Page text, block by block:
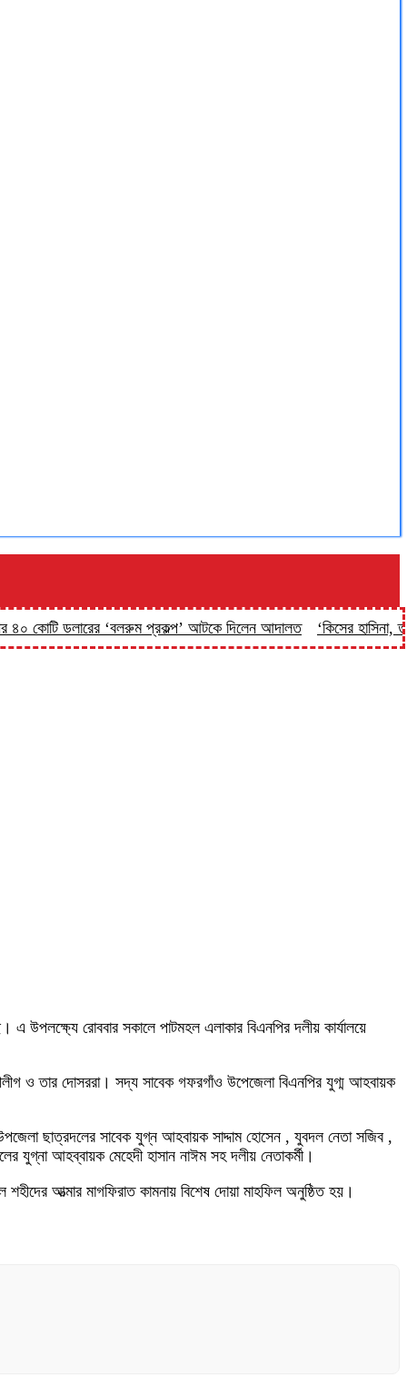
ডলারের ‘বলরুম প্রকল্প’ আটকে দিলেন আদালত ‘কিসের হাসিনা, তার
উপলক্ষ্যে রোববার সকালে পাটমহল এলাকার বিএনপির দলীয় কার্যালয়ে
ও তার দোসররা। সদ্য সাবেক গফরগাঁও উপেজেলা বিএনপির ‍যুগ্ম আহবায়ক
ছাত্রদলের সাবেক যুগ্ন আহবায়ক সাদ্দাম হোসেন , যুবদল নেতা সজিব ,
আহব্বায়ক মেহেদী হাসান নাঈম সহ দলীয় নেতাকর্মী।
আত্মার মাগফিরাত কামনায় বিশেষ দোয়া মাহফিল অনুষ্ঠিত হয়।